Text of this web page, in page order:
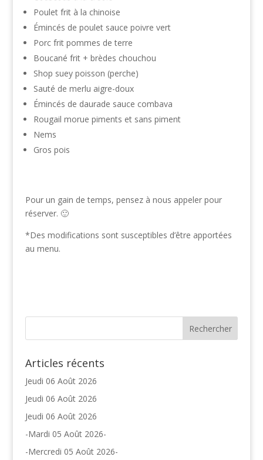
Poulet frit à la chinoise
Émincés de poulet sauce poivre vert
Porc frit pommes de terre
Boucané frit + brèdes chouchou
Shop suey poisson (perche)
Sauté de merlu aigre-doux
Émincés de daurade sauce combava
Rougail morue piments et sans piment
Nems
Gros pois
Pour un gain de temps, pensez à nous appeler pour
réserver. 🙂
*Des modifications sont susceptibles d’être apportées
au menu.
Articles récents
Jeudi 06 Août 2026
Jeudi 06 Août 2026
Jeudi 06 Août 2026
-Mardi 05 Août 2026-
-Mercredi 05 Août 2026-